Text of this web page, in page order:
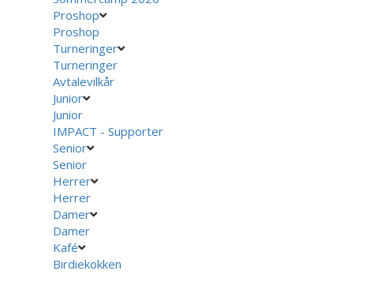
Proshop
Proshop
Turneringer
Turneringer
Avtalevilkår
Junior
Junior
IMPACT - Supporter
Senior
Senior
Herrer
Herrer
Damer
Damer
Kafé
Birdiekokken